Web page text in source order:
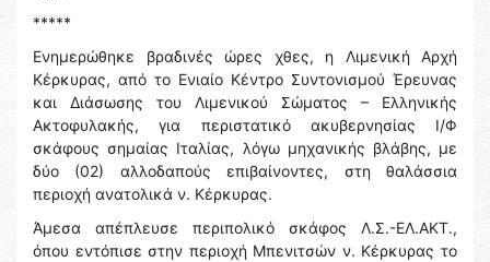
*****
Ενημερώθηκε βραδινές ώρες χθες, η Λιμενική Αρχή
Κέρκυρας, από το Ενιαίο Κέντρο Συντονισμού Έρευνας
και Διάσωσης του Λιμενικού Σώματος – Ελληνικής
Ακτοφυλακής, για περιστατικό ακυβερνησίας Ι/Φ
σκάφους σημαίας Ιταλίας, λόγω μηχανικής βλάβης, με
δύο (02) αλλοδαπούς επιβαίνοντες, στη θαλάσσια
περιοχή ανατολικά ν. Κέρκυρας.
Άμεσα απέπλευσε περιπολικό σκάφος Λ.Σ.-ΕΛ.ΑΚΤ.,
όπου εντόπισε στην περιοχή Μπενιτσών ν. Κέρκυρας το